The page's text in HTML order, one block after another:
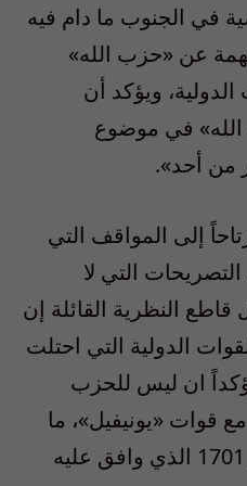
في الجنوب ما دام فيه
عن «حزب الله»
ويؤكد أن
في موضوع
من أحد».
إلى المواقف التي
التصريحات التي لا
النظرية القائلة إن
الدولية التي احتلت
ان ليس للحزب
قوات «يونيفيل»، ما
دامت تعمل ضمن القرار 1701 الذي وافق عليه